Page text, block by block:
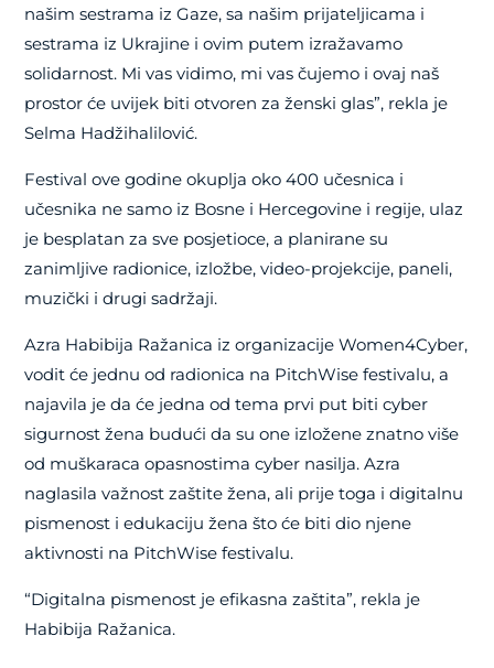
našim sestrama iz Gaze, sa našim prijateljicama i
sestrama iz Ukrajine i ovim putem izražavamo
solidarnost. Mi vas vidimo, mi vas čujemo i ovaj naš
prostor će uvijek biti otvoren za ženski glas”, rekla je
Selma Hadžihalilović.
Festival ove godine okuplja oko 400 učesnica i
učesnika ne samo iz Bosne i Hercegovine i regije, ulaz
je besplatan za sve posjetioce, a planirane su
zanimljive radionice, izložbe, video-projekcije, paneli,
muzički i drugi sadržaji.
Azra Habibija Ražanica iz organizacije Women4Cyber,
vodit će jednu od radionica na PitchWise festivalu, a
najavila je da će jedna od tema prvi put biti cyber
sigurnost žena budući da su one izložene znatno više
od muškaraca opasnostima cyber nasilja. Azra
naglasila važnost zaštite žena, ali prije toga i digitalnu
pismenost i edukaciju žena što će biti dio njene
aktivnosti na PitchWise festivalu.
“Digitalna pismenost je efikasna zaštita”, rekla je
Habibija Ražanica.